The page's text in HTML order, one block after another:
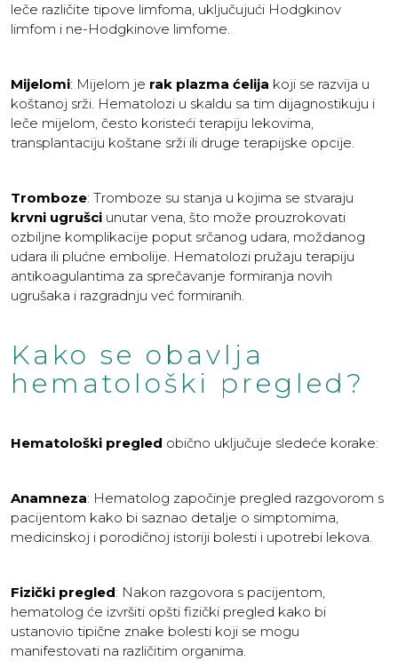
leče različite tipove limfoma, uključujući Hodgkinov
limfom i ne-Hodgkinove limfome.
Mijelomi: Mijelom je rak plazma ćelija koji se razvija u
koštanoj srži. Hematolozi u skaldu sa tim dijagnostikuju i
leče mijelom, često koristeći terapiju lekovima,
transplantaciju koštane srži ili druge terapijske opcije.
Tromboze: Tromboze su stanja u kojima se stvaraju
krvni ugrušci unutar vena, što može prouzrokovati
ozbiljne komplikacije poput srčanog udara, moždanog
udara ili plućne embolije. Hematolozi pružaju terapiju
antikoagulantima za sprečavanje formiranja novih
ugrušaka i razgradnju već formiranih.
Kako se obavlja
hematološki pregled?
Hematološki pregled obično uključuje sledeće korake:
Anamneza: Hematolog započinje pregled razgovorom s
pacijentom kako bi saznao detalje o simptomima,
medicinskoj i porodičnoj istoriji bolesti i upotrebi lekova.
Fizički pregled: Nakon razgovora s pacijentom,
hematolog će izvršiti opšti fizički pregled kako bi
ustanovio tipične znake bolesti koji se mogu
manifestovati na različitim organima.